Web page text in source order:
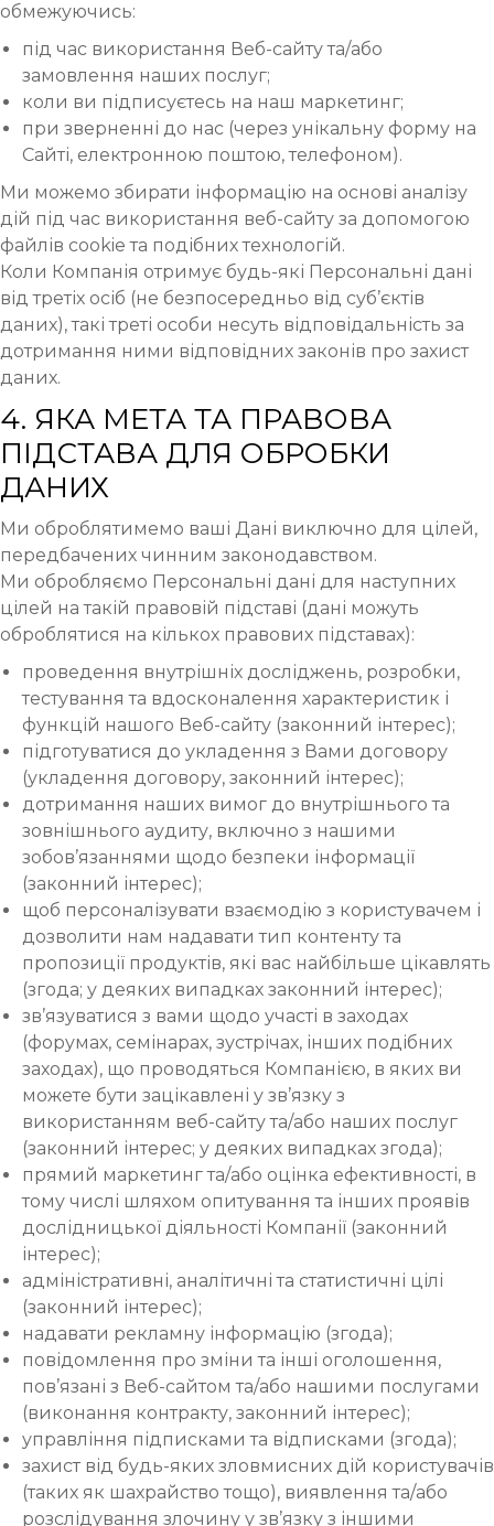
обмежуючись:
під час використання Веб-сайту та/або
замовлення наших послуг;
коли ви підписуєтесь на наш маркетинг;
при зверненні до нас (через унікальну форму на
Сайті, електронною поштою, телефоном).
Ми можемо збирати інформацію на основі аналізу
дій під час використання веб-сайту за допомогою
файлів cookie та подібних технологій.
Коли Компанія отримує будь-які Персональні дані
від третіх осіб (не безпосередньо від суб’єктів
даних), такі треті особи несуть відповідальність за
дотримання ними відповідних законів про захист
даних.
4. ЯКА МЕТА ТА ПРАВОВА
ПІДСТАВА ДЛЯ ОБРОБКИ
ДАНИХ
Ми оброблятимемо ваші Дані виключно для цілей,
передбачених чинним законодавством.
Ми обробляємо Персональні дані для наступних
цілей на такій правовій підставі (дані можуть
оброблятися на кількох правових підставах):
проведення внутрішніх досліджень, розробки,
тестування та вдосконалення характеристик і
функцій нашого Веб-сайту (законний інтерес);
підготуватися до укладення з Вами договору
(укладення договору, законний інтерес);
дотримання наших вимог до внутрішнього та
зовнішнього аудиту, включно з нашими
зобов’язаннями щодо безпеки інформації
(законний інтерес);
щоб персоналізувати взаємодію з користувачем і
дозволити нам надавати тип контенту та
пропозиції продуктів, які вас найбільше цікавлять
(згода; у деяких випадках законний інтерес);
зв’язуватися з вами щодо участі в заходах
(форумах, семінарах, зустрічах, інших подібних
заходах), що проводяться Компанією, в яких ви
можете бути зацікавлені у зв’язку з
використанням веб-сайту та/або наших послуг
(законний інтерес; у деяких випадках згода);
прямий маркетинг та/або оцінка ефективності, в
тому числі шляхом опитування та інших проявів
дослідницької діяльності Компанії (законний
інтерес);
адміністративні, аналітичні та статистичні цілі
(законний інтерес);
надавати рекламну інформацію (згода);
повідомлення про зміни та інші оголошення,
пов’язані з Веб-сайтом та/або нашими послугами
(виконання контракту, законний інтерес);
управління підписками та відписками (згода);
захист від будь-яких зловмисних дій користувачів
(таких як шахрайство тощо), виявлення та/або
розслідування злочину у зв’язку з іншими